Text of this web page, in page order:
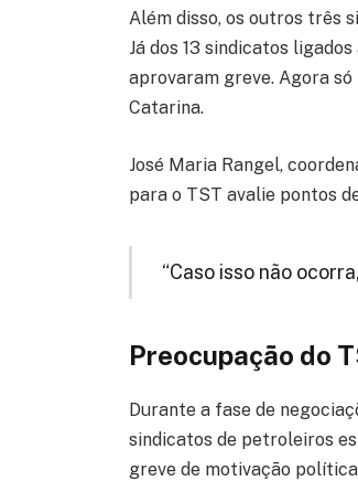
Além disso, os outros três
Já dos 13 sindicatos
aprovaram greve. Agora
Catarina.
José Maria Rangel,
para o TST avalie pontos
“Caso isso não
Preocupação do
Durante a fase de
sindicatos de petroleiros
greve de motivação